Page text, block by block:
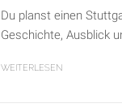
Du planst einen
Geschichte, Ausblick
WEITERLESEN